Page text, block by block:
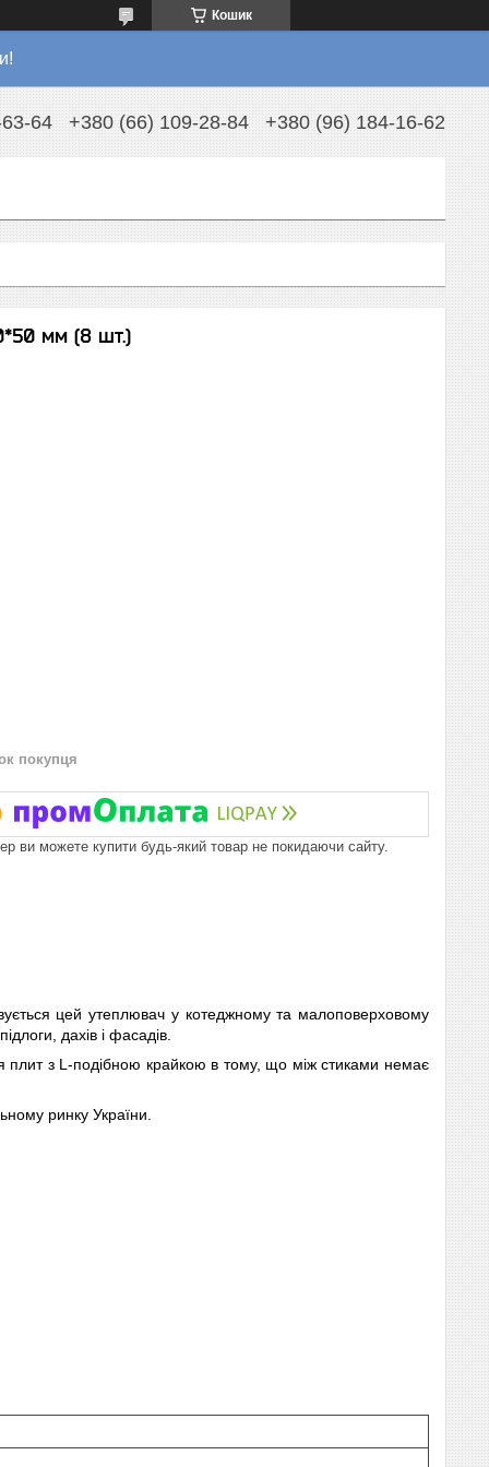
Кошик
64 +380 (66) 109-28-84 +380 (96) 184-16-62
мм (8 шт.)
покупця
ви можете купити будь-який товар не покидаючи сайту.
цей утеплювач у котеджному та малоповерховому
дахів і фасадів.
плит з L-подібною крайкою в тому, що між стиками немає
ринку України.